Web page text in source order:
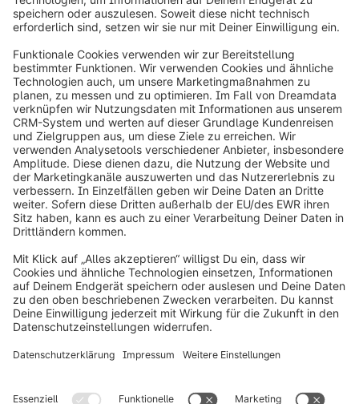
Vanessa Brauch
info@shopware.com
Produkt
Lösungen
Partner
Entwickler